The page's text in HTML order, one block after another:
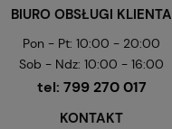
BIURO OBSŁUGI KLIENTA
Pon - Pt: 10:00 - 20:00
Sob - Ndz: 10:00 - 16:00
tel: 799 270 017
KONTAKT